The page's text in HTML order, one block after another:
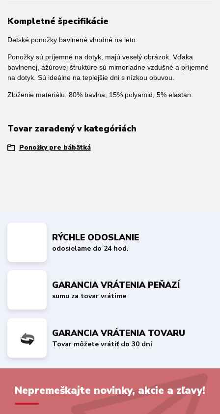
Kompletné špecifikácie
Detské ponožky bavlnené vhodné na leto.
Ponožky sú príjemné na dotyk, majú veselý obrázok. Vďaka
bavlnenej, ažúrovej štruktúre sú mimoriadne vzdušné a príjemné
na dotyk. Sú ideálne na teplejšie dni s nízkou obuvou.
Zloženie materiálu: 80% bavlna, 15% polyamid, 5% elastan.
Tovar zaradený v kategóriách
Ponožky pre bábätká
RÝCHLE ODOSLANIE
odosielame do 24 hod.
GARANCIA VRÁTENIA PEŇAZÍ
sumu za tovar vrátime
GARANCIA VRÁTENIA TOVARU
Tovar môžete vrátiť do 30 dní
Nepremeškajte novinky, akcie a zľavy!